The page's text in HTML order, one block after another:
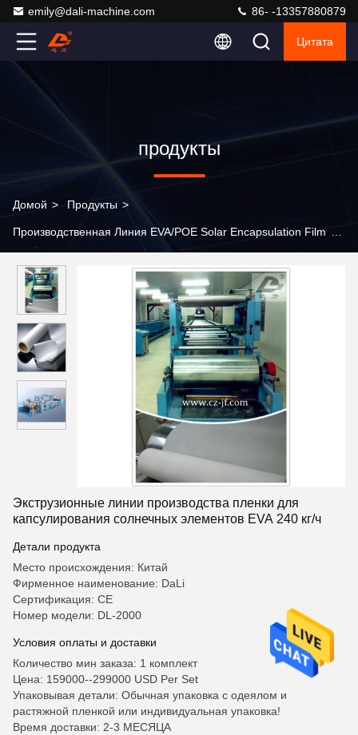
emily@dali-machine.com 86- -13357880879
Цитата
продукты
Домой > Продукты >
Производственная Линия EVA/POE Solar Encapsulation Film
капсулирования солнечных элементов EVA 240 кг/ч
Экструзионные линии производства пленки для
капсулирования солнечных элементов EVA 240 кг/ч
Детали продукта
Место происхождения: Китай
Фирменное наименование: DaLi
Сертификация: CE
Номер модели: DL-2000
Условия оплаты и доставки
Количество мин заказа: 1 комплект
Цена: 159000--299000 USD Per Set
Упаковывая детали: Обычная упаковка с одеялом и
растяжной пленкой или индивидуальная упаковка!
Время доставки: 2-3 МЕСЯЦА